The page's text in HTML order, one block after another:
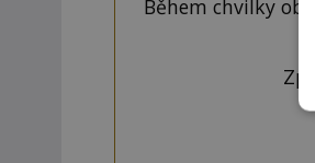
Během chvilky